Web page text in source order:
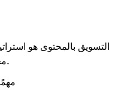
التسويق بالمحتوى هو
محتوى قيم لجذب والاحتفاظ بالعملاء.